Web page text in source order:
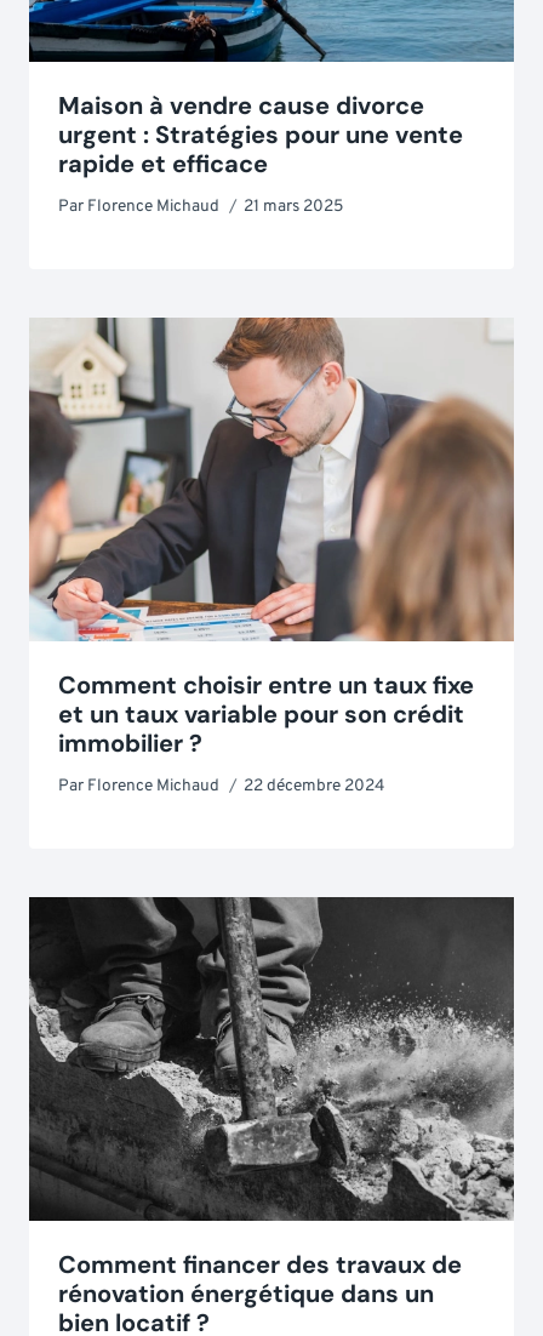
Maison à vendre cause divorce
urgent : Stratégies pour une vente
rapide et efficace
Par Florence Michaud 21 mars 2025
Comment choisir entre un taux fixe
et un taux variable pour son crédit
immobilier ?
Par Florence Michaud 22 décembre 2024
Comment financer des travaux de
rénovation énergétique dans un
bien locatif ?